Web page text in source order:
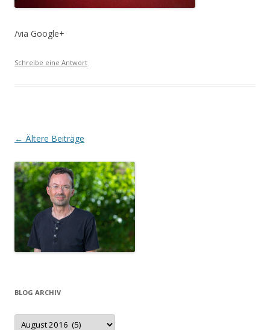
/via Google+
Schreibe eine Antwort
Beitrags-
← Ältere Beiträge
BLOG ARCHIV
Blog
Archiv